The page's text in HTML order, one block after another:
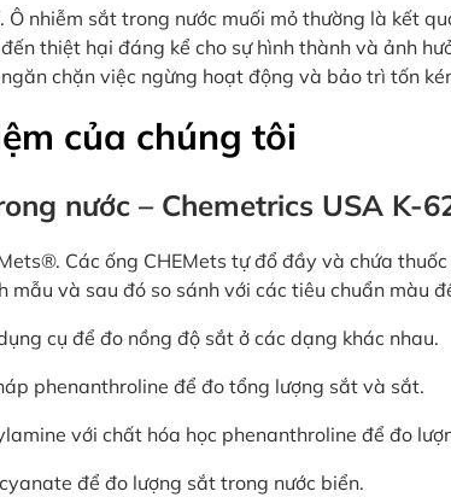
nhiễm sắt trong nước muối mỏ thường là kết
thiệt hại đáng kể cho sự hình thành và ảnh
chặn việc ngừng hoạt động và bảo trì tốn
của chúng tôi
nước – Chemetrics USA K-
Các ống CHEMets tự đổ đầy và chứa
và sau đó so sánh với các tiêu chuẩn màu
cụ để đo nồng độ sắt ở các dạng khác nhau.
phenanthroline để đo tổng lượng sắt và sắt.
với chất hóa học phenanthroline để đo
để đo lượng sắt trong nước biển.